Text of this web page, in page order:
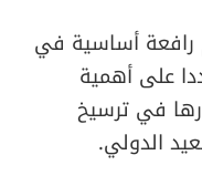
رافعة أساسية في
على أهمية
في ترسيخ
الدولي.